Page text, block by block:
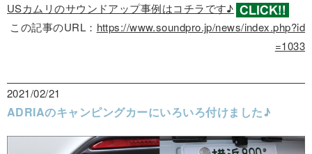
USカムリのサウンドアップ事例はコチラです♪
この記事のURL： https://www.soundpro.jp/news/index.php?id
=1033
2021/02/21
ADRIAのキャンピングカーにいろいろ付けました♪